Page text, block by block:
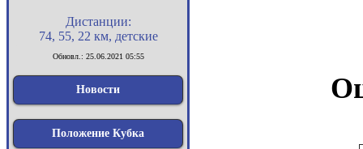
Дистанции:
74, 55, 22 км, детские
Обновл.: 25.06.2021 05:55
Новости
Положение Кубка